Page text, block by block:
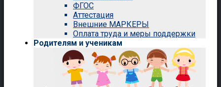
ФГОС
Аттестация
Внешние МАРКЕРЫ
Оплата труда и меры поддержки
Родителям и ученикам